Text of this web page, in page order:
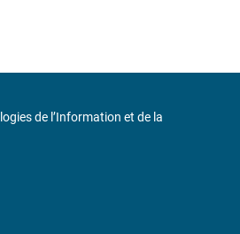
de l’Information et de la